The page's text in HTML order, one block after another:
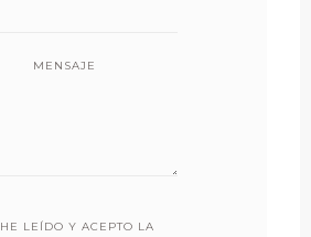
MENSAJE
HE LEÍDO Y ACEPTO LA